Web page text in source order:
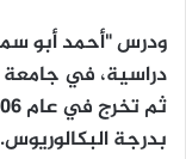
بدرجة البكالوريوس.